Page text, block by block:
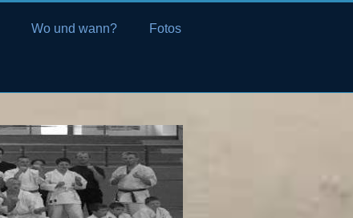
Wo und wann? Fotos